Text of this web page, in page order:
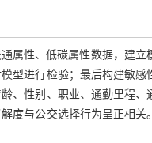
属性、低碳属性数据，建立
型进行检验；最后构建敏感
、性别、职业、通勤里程、
度与公交选择行为呈正相关